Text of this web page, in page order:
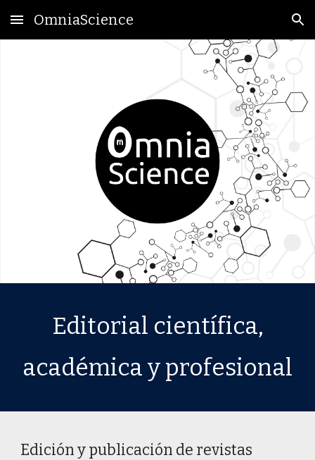
Skip to main content Skip to navigation
OmniaScience
Editorial científica,
académica y profesional
Ediciónypublicación de revistas